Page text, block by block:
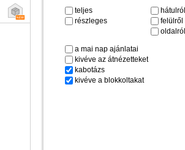
teljes
részleges
hátulról
felülről
oldalról
a mai nap ajánlatai
kivéve az átnézetteket
kabotázs
kivéve a blokkoltakat